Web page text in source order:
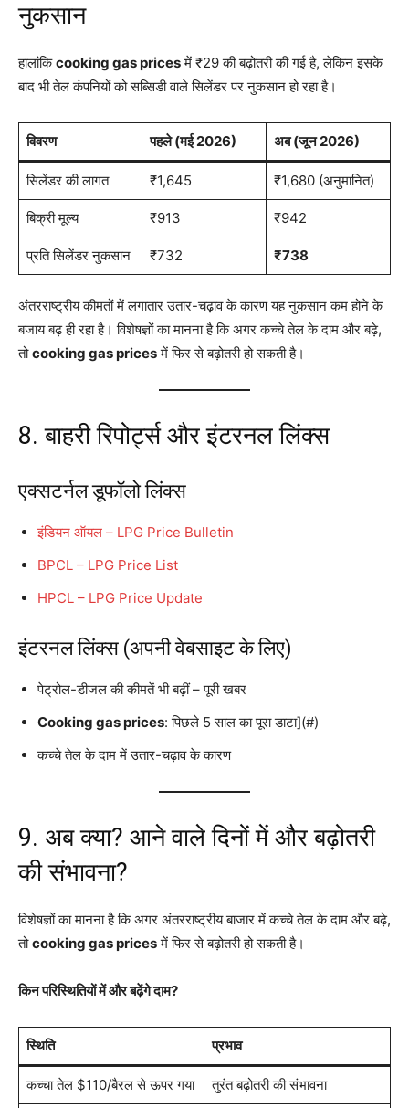
नुकसान
हालांकिcooking gas pricesमें ₹29 की बढ़ोतरी की गई है, लेकिन इसके
बाद भी तेल कंपनियों को सब्सिडी वाले सिलेंडर पर नुकसान हो रहा है।
विवरण पहले (मई 2026) अब (जून 2026)
सिलेंडर की लागत ₹1,645 ₹1,680 (अनुमानित)
बिक्री मूल्य ₹913 ₹942
प्रति सिलेंडर नुकसान ₹732 ₹738
अंतरराष्ट्रीय कीमतों में लगातार उतार-चढ़ाव के कारण यह नुकसान कम होने के
बजाय बढ़ ही रहा है। विशेषज्ञों का मानना है कि अगर कच्चे तेल के दाम और बढ़े,
तोcooking gas pricesमें फिर से बढ़ोतरी हो सकती है।
8. बाहरी रिपोर्ट्स और इंटरनल लिंक्स
एक्सटर्नल डूफॉलो लिंक्स
इंडियन ऑयल – LPG Price Bulletin
BPCL – LPG Price List
HPCL – LPG Price Update
इंटरनल लिंक्स (अपनी वेबसाइट के लिए)
पेट्रोल-डीजल की कीमतें भी बढ़ीं – पूरी खबर
Cooking gas prices: पिछले 5 साल का पूरा डाटा](#)
कच्चे तेल के दाम में उतार-चढ़ाव के कारण
9. अब क्या? आने वाले दिनों में और बढ़ोतरी
की संभावना?
विशेषज्ञों का मानना है कि अगर अंतरराष्ट्रीय बाजार में कच्चे तेल के दाम और बढ़े,
तोcooking gas pricesमें फिर से बढ़ोतरी हो सकती है।
किन परिस्थितियों में और बढ़ेंगे दाम?
स्थिति प्रभाव
कच्चा तेल $110/बैरल से ऊपर गया तुरंत बढ़ोतरी की संभावना